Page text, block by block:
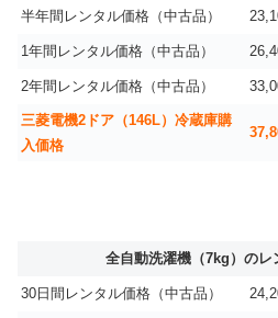
半年間レンタル価格（中古品）
1年間レンタル価格（中古品）
2年間レンタル価格（中古品）
三菱電機2ドア（146L）冷蔵庫購
入価格
全自動洗濯機（7kg）のレ
30日間レンタル価格（中古品）